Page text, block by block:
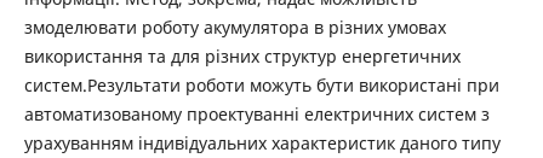
змоделювати роботу акумулятора в різних умовах
використання та для різних структур енергетичних
систем.Результати роботи можуть бути використані при
автоматизованому проектуванні електричних систем з
урахуванням індивідуальних характеристик даного типу